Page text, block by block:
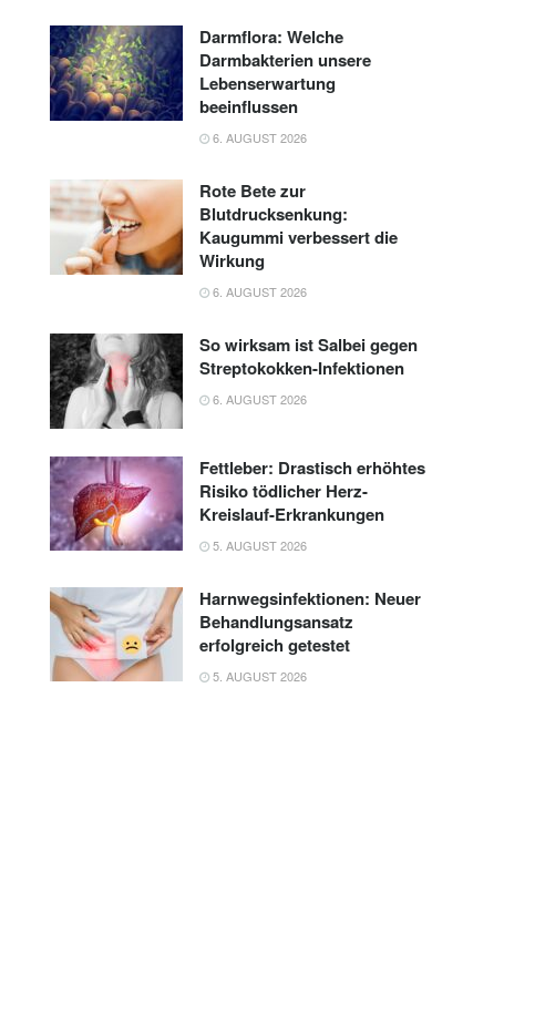
Darmflora: Welche
Darmbakterien unsere
Lebenserwartung
beeinflussen
6. AUGUST 2026
Rote Bete zur
Blutdrucksenkung:
Kaugummi verbessert die
Wirkung
6. AUGUST 2026
So wirksam ist Salbei gegen
Streptokokken-Infektionen
6. AUGUST 2026
Fettleber: Drastisch erhöhtes
Risiko tödlicher Herz-
Kreislauf-Erkrankungen
5. AUGUST 2026
Harnwegsinfektionen: Neuer
Behandlungsansatz
erfolgreich getestet
5. AUGUST 2026